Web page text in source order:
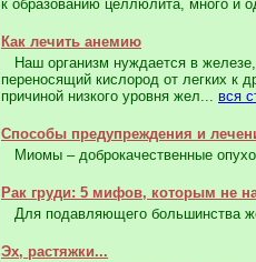
к образованию целлюлита, много и
Как лечить анемию
Наш организм нуждается в железе,
переносящий кислород от легких к
причиной низкого уровня жел... вся
Способы предупреждения и
Миомы – доброкачественные
Рак груди: 5 мифов, которым не
Для подавляющего большинства
Эх, растяжки...